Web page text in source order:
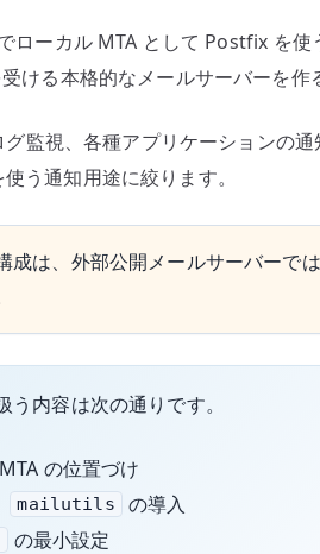
ローカル MTA として Postfix を使
ける本格的なメールサーバーを作
監視、各種アプリケーションの
使う通知用途に絞ります。
成は、外部公開メールサーバーで
う内容は次の通りです。
の位置づけ
mailutils の導入
の最小設定